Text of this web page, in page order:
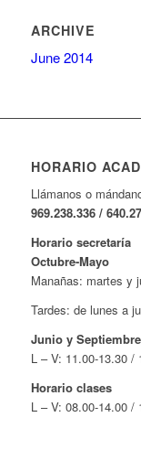
ARCHIVE
June 2014
HORARIO
Llámanos o
969.238.336 /
Horario secretaría
Octubre-Mayo
Manañas: martes y
Tardes: de lunes a
Junio y Septiembre
L – V: 11.00-13.30 /
Horario clases
L – V: 08.00-14.00 /